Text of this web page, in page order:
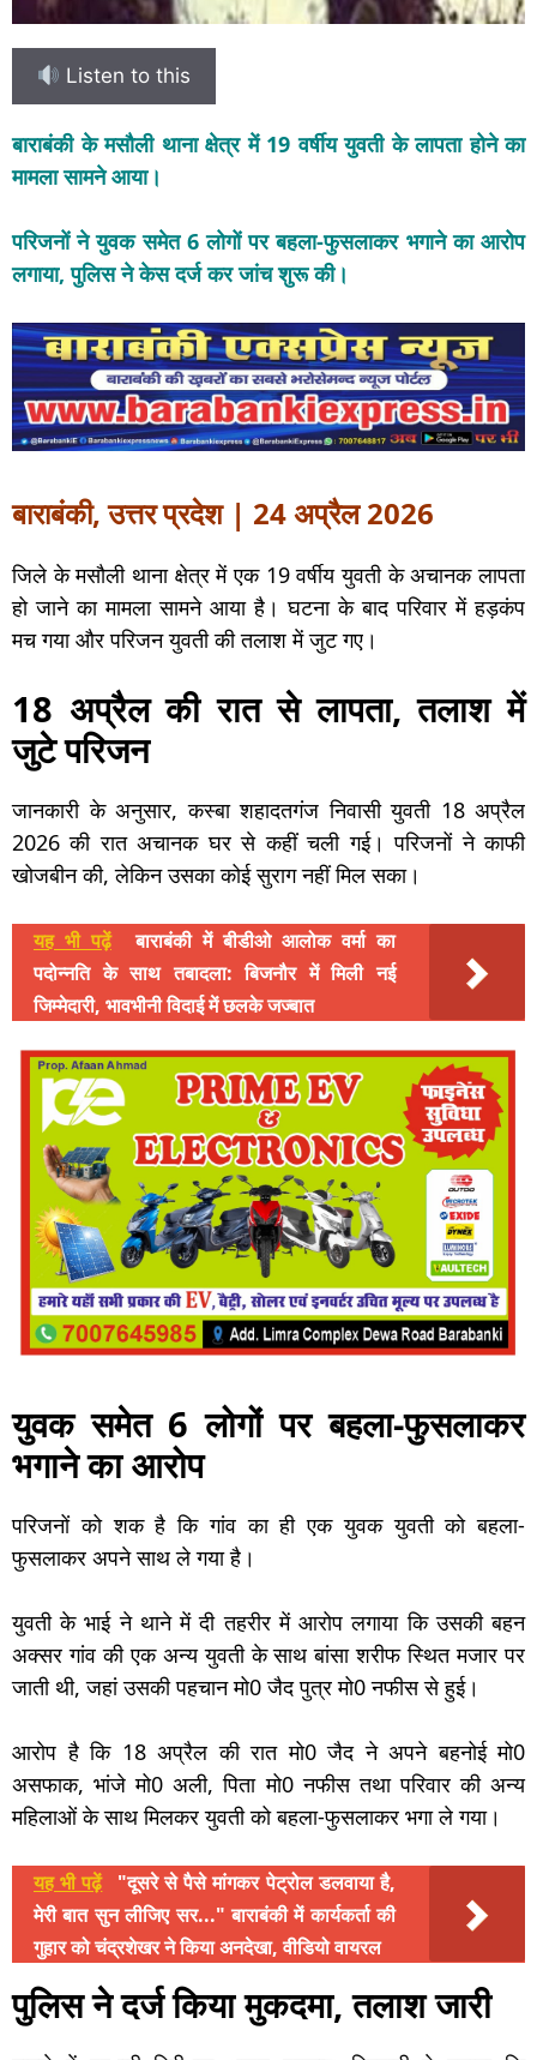
Listen to this
बाराबंकी के मसौली थाना क्षेत्र में 19 वर्षीय युवती के लापता होने का
मामला सामने आया।
परिजनों ने युवक समेत 6 लोगों पर बहला-फुसलाकर भगाने का आरोप
लगाया, पुलिस ने केस दर्ज कर जांच शुरू की।
बाराबंकी, उत्तर प्रदेश | 24 अप्रैल 2026
जिले के मसौली थाना क्षेत्र में एक 19 वर्षीय युवती के अचानक लापता
हो जाने का मामला सामने आया है। घटना के बाद परिवार में हड़कंप
मच गया और परिजन युवती की तलाश में जुट गए।
18 अप्रैल की रात से लापता, तलाश में
जुटे परिजन
जानकारी के अनुसार, कस्बा शहादतगंज निवासी युवती 18 अप्रैल
2026 की रात अचानक घर से कहीं चली गई। परिजनों ने काफी
खोजबीन की, लेकिन उसका कोई सुराग नहीं मिल सका।
यह भी पढ़ें
बाराबंकी में बीडीओ आलोक वर्मा का
पदोन्नति के साथ तबादला: बिजनौर में मिली नई
जिम्मेदारी, भावभीनी विदाई में छलके जज्बात
युवक समेत 6 लोगों पर बहला-फुसलाकर
भगाने का आरोप
परिजनों को शक है कि गांव का ही एक युवक युवती को बहला-
फुसलाकर अपने साथ ले गया है।
युवती के भाई ने थाने में दी तहरीर में आरोप लगाया कि उसकी बहन
अक्सर गांव की एक अन्य युवती के साथ बांसा शरीफ स्थित मजार पर
जाती थी, जहां उसकी पहचान मो0 जैद पुत्र मो0 नफीस से हुई।
आरोप है कि 18 अप्रैल की रात मो0 जैद ने अपने बहनोई मो0
असफाक, भांजे मो0 अली, पिता मो0 नफीस तथा परिवार की अन्य
महिलाओं के साथ मिलकर युवती को बहला-फुसलाकर भगा ले गया।
यह भी पढ़ें
"दूसरे से पैसे मांगकर पेट्रोल डलवाया है,
मेरी बात सुन लीजिए सर..." बाराबंकी में कार्यकर्ता की
गुहार को चंद्रशेखर ने किया अनदेखा, वीडियो वायरल
पुलिस ने दर्ज किया मुकदमा, तलाश जारी